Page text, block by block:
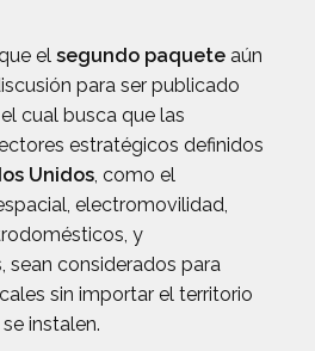
el segundo paquete aún
para ser publicado
cual busca que las
estratégicos definidos
Unidos, como el
electromovilidad,
y
considerados para
sin importar el territorio
instalen.